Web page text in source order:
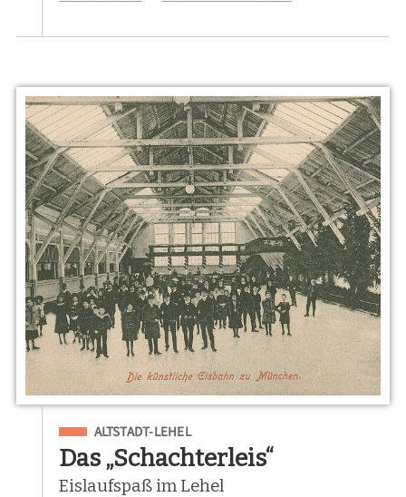
Eingeordnet unter
ALTSTADT-LEHEL
Das „Schachterleis“
Eislaufspaß im Lehel